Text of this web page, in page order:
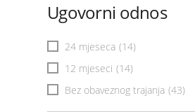
Ugovorni odnos
24 mjeseca (14)
12 mjeseci (14)
Bez obaveznog trajanja (43)